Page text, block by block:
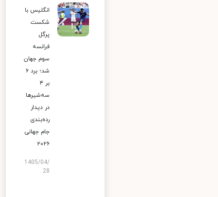
انگلیس با
شکست
پرگل
فرانسه
سوم جهان
شد؛ برد ۶
بر ۴
سه‌شیرها
در دیدار
رده‌بندی
جام جهانی
۲۰۲۶
1405/04/
28